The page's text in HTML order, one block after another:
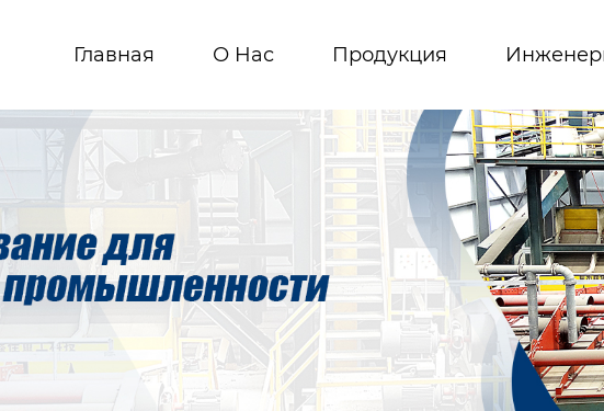
Главная О Hас Продукция